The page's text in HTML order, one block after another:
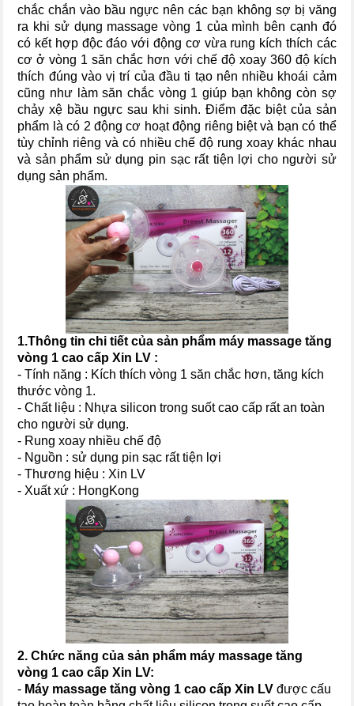
chắc chắn vào bầu ngực nên các bạn không sợ bị văng
ra khi sử dụng massage vòng 1 của mình bên cạnh đó
có kết hợp độc đáo với động cơ vừa rung kích thích các
cơ ở vòng 1 săn chắc hơn với chế độ xoay 360 độ kích
thích đúng vào vị trí của đầu ti tạo nên nhiều khoái cảm
cũng như làm săn chắc vòng 1 giúp bạn không còn sợ
chảy xệ bầu ngực sau khi sinh. Điểm đặc biệt của sản
phẩm là có 2 động cơ hoạt động riêng biệt và bạn có thể
tùy chỉnh riêng và có nhiều chế độ rung xoay khác nhau
và sản phẩm sử dụng pin sạc rất tiện lợi cho người sử
dụng sản phẩm.
1.Thông tin chi tiết của sản phẩm máy massage tăng
vòng 1 cao cấp Xin LV :
- Tính năng : Kích thích vòng 1 săn chắc hơn, tăng kích
thước vòng 1.
- Chất liệu : Nhựa silicon trong suốt cao cấp rất an toàn
cho người sử dụng.
- Rung xoay nhiều chế độ
- Nguồn : sử dụng pin sạc rất tiện lợi
- Thương hiệu : Xin LV
- Xuất xứ : HongKong
2. Chức năng của sản phẩm máy massage tăng
vòng 1 cao cấp Xin LV:
- Máy massage tăng vòng 1 cao cấp Xin LV được cấu